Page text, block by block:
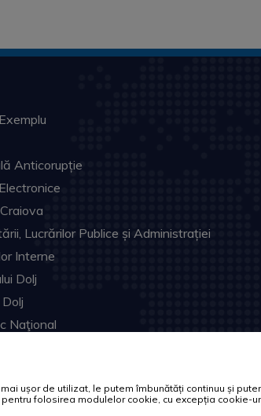
Anticorupție
Lucrărilor Publice și Administrației
Interne
Dolj
Naţional
rezervate.
ușor de utilizat, le putem îmbunătăți continuu și
folosirea modulelor cookie, cu excepția cookie-